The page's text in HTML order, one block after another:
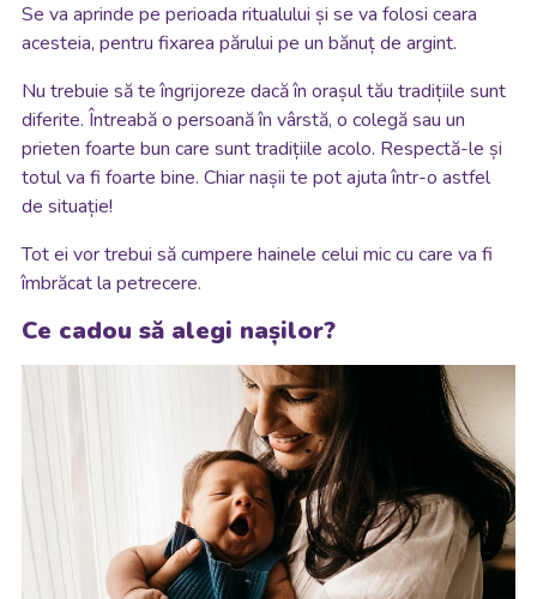
Se va aprinde pe perioada ritualului și se va folosi ceara
acesteia, pentru fixarea părului pe un bănuț de argint.
Nu trebuie să te îngrijoreze dacă în orașul tău tradițiile sunt
diferite. Întreabă o persoană în vârstă, o colegă sau un
prieten foarte bun care sunt tradițiile acolo. Respectă-le și
totul va fi foarte bine. Chiar nașii te pot ajuta într-o astfel
de situație!
Tot ei vor trebui să cumpere hainele celui mic cu care va fi
îmbrăcat la petrecere.
Ce cadou să alegi nașilor?